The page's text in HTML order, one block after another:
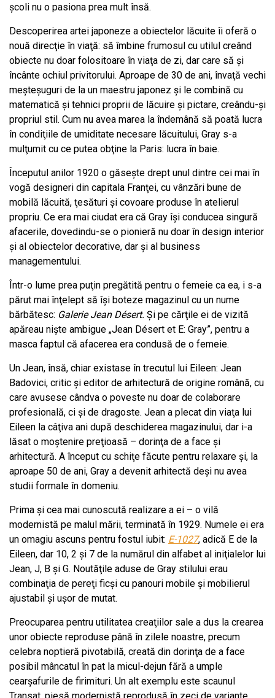
şcoli nu o pasiona prea mult însă.
Descoperirea artei japoneze a obiectelor lăcuite îi oferă o
nouă direcţie în viaţă: să îmbine frumosul cu utilul creând
obiecte nu doar folositoare în viaţa de zi, dar care să şi
încânte ochiul privitorului. Aproape de 30 de ani, învaţă vechi
meşteşuguri de la un maestru japonez și le combină cu
matematică şi tehnici proprii de lăcuire şi pictare, creându-şi
propriul stil. Cum nu avea marea la îndemână să poată lucra
în condiţiile de umiditate necesare lăcuitului, Gray s-a
mulţumit cu ce putea obţine la Paris: lucra în baie.
Începutul anilor 1920 o găseşte drept unul dintre cei mai în
vogă designeri din capitala Franţei, cu vânzări bune de
mobilă lăcuită, ţesături şi covoare produse în atelierul
propriu. Ce era mai ciudat era că Gray îşi conducea singură
afacerile, dovedindu-se o pionieră nu doar în design interior
şi al obiectelor decorative, dar şi al business
managementului.
Într-o lume prea puţin pregătită pentru o femeie ca ea, i s-a
părut mai înţelept să îşi boteze magazinul cu un nume
bărbătesc: Galerie Jean Désert. Şi pe cărţile ei de vizită
apăreau nişte ambigue „Jean Désert et E: Gray”, pentru a
masca faptul că afacerea era condusă de o femeie.
Un Jean, însă, chiar existase în trecutul lui Eileen: Jean
Badovici, critic şi editor de arhitectură de origine română, cu
care avusese cândva o poveste nu doar de colaborare
profesională, ci şi de dragoste. Jean a plecat din viaţa lui
Eileen la câţiva ani după deschiderea magazinului, dar i-a
lăsat o moştenire preţioasă – dorinţa de a face şi
arhitectură. A început cu schiţe făcute pentru relaxare și, la
aproape 50 de ani, Gray a devenit arhitectă deşi nu avea
studii formale în domeniu.
Prima şi cea mai cunoscută realizare a ei – o vilă
modernistă pe malul mării, terminată în 1929. Numele ei era
un omagiu ascuns pentru fostul iubit: E-1027, adică E de la
Eileen, dar 10, 2 şi 7 de la numărul din alfabet al iniţialelor lui
Jean, J, B şi G. Noutăţile aduse de Gray stilului erau
combinaţia de pereţi ficşi cu panouri mobile şi mobilierul
ajustabil şi uşor de mutat.
Preocuparea pentru utilitatea creaţiilor sale a dus la crearea
unor obiecte reproduse până în zilele noastre, precum
celebra noptieră pivotabilă, creată din dorinţa de a face
posibil mâncatul în pat la micul-dejun fără a umple
cearşafurile de firimituri. Un alt exemplu este scaunul